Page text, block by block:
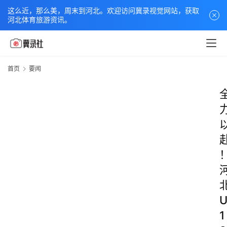
这么近，那么美，周末到河北。欢迎访问冀录视觉网站，获取
河北体育旅游资讯。
首页 要闻
U
1